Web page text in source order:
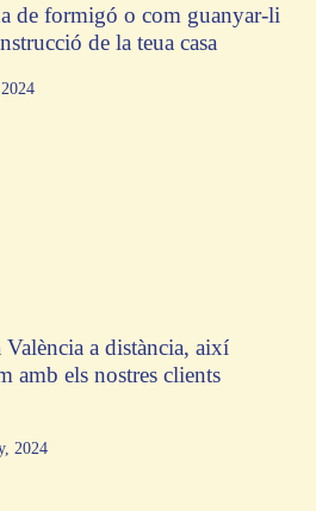
de formigó o com guanyar-li
de la teua casa
València a distància, així
amb els nostres clients
2024